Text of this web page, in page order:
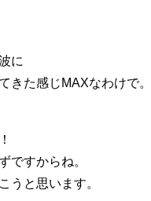
に
きた感じMAXなわけで。
ですからね。
うと思います。